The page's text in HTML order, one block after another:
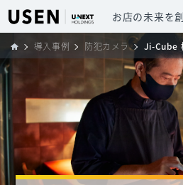
お店の未来を
導入事例 防犯カメラ Ji-Cube